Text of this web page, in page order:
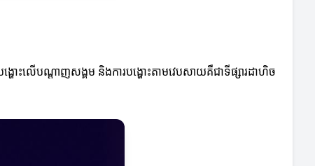
ង្ហោះលើបណ្ដាញសង្គម និងការបង្ហោះតាមវេបសាយគឺជាទីផ្សារដាហិច